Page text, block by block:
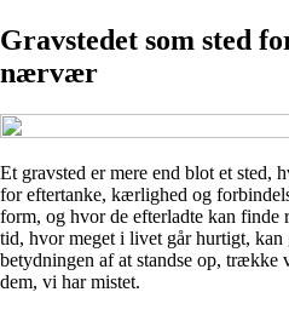
Gravstedet som sted
nærvær
Et gravsted er mere end blot et sted,
for eftertanke, kærlighed og
form, og hvor de efterladte kan finde
tid, hvor meget i livet går hurtigt, kan
betydningen af at standse op,
dem, vi har mistet.